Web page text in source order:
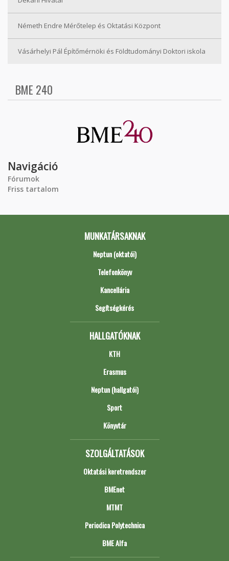
Németh Endre Mérőtelep és Oktatási Központ
Vásárhelyi Pál Építőmérnöki és Földtudományi Doktori iskola
BME 240
Navigáció
Fórumok
Friss tartalom
MUNKATÁRSAKNAK
Neptun (oktatói)
Telefonkönyv
Kancellária
Segítségkérés
HALLGATÓKNAK
KTH
Erasmus
Neptun (hallgatói)
Sport
Könyvtár
SZOLGÁLTATÁSOK
Oktatási keretrendszer
BMEnet
MTMT
Periodica Polytechnica
BME Alfa